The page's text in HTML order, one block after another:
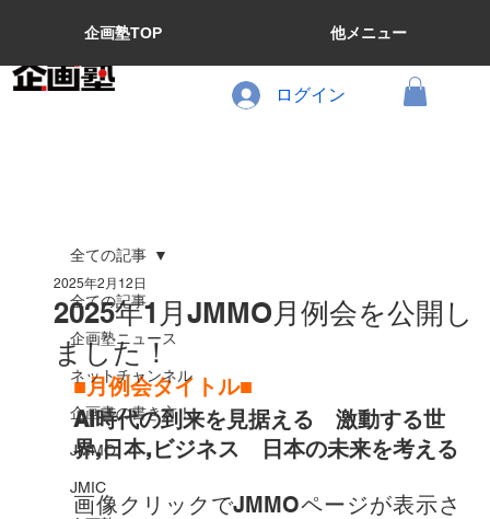
企画塾TOP 他メニュー
ログイン
全ての記事
企画塾ニュース
ネットチャンネル
企画書の書き方！
JMMO
JMIC
全ての記事
2025年1月JMMO月例会を公開し
ました！
2025年2月12日
■月例会タイトル■
AI時代の到来を見据える　激動する世
界,日本,ビジネス　日本の未来を考える
画像クリックでJMMOページが表示さ